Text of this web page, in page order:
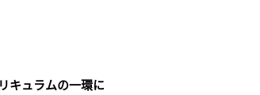
キュラムの一環に